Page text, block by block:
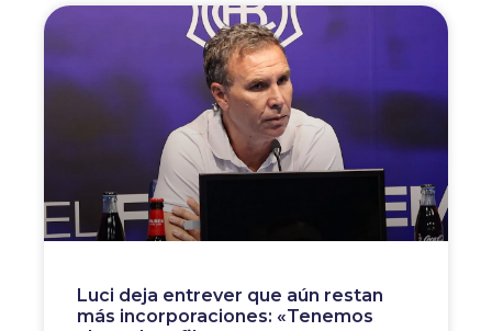
Luci deja entrever que aún restan
más incorporaciones: «Tenemos